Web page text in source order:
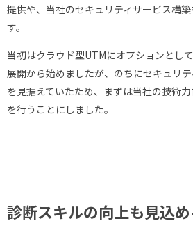
提供や、当社のセキュリティサービス構
す。
当初はクラウド型UTMにオプションとし
展開から始めましたが、のちにセキュリ
を見据えていたため、まずは当社の技術
を行うことにしました。
診断スキルの向上も見込